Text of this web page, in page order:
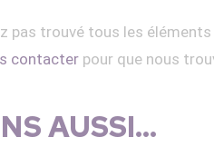
pas trouvé tous les
contacterpour que nous
AUSSI...